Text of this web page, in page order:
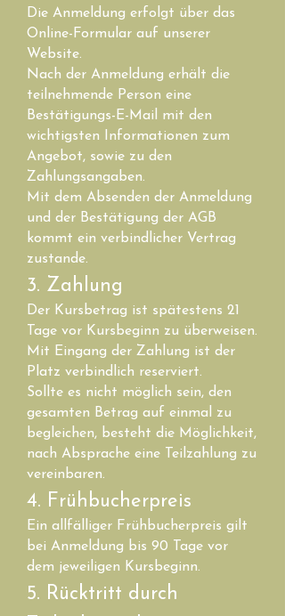
Die Anmeldung erfolgt über das
Online-Formular auf unserer
Website.
Nach der Anmeldung erhält die
teilnehmende Person eine
Bestätigungs-E-Mail mit den
wichtigsten Informationen zum
Angebot, sowie zu den
Zahlungsangaben.
Mit dem Absenden der Anmeldung
und der Bestätigung der AGB
kommt ein verbindlicher Vertrag
zustande.
3. Zahlung
Der Kursbetrag ist spätestens 21
Tage vor Kursbeginn zu überweisen.
Mit Eingang der Zahlung ist der
Platz verbindlich reserviert.
Sollte es nicht möglich sein, den
gesamten Betrag auf einmal zu
begleichen, besteht die Möglichkeit,
nach Absprache eine Teilzahlung zu
vereinbaren.
4. Frühbucherpreis
Ein allfälliger Frühbucherpreis gilt
bei Anmeldung bis 90 Tage vor
dem jeweiligen Kursbeginn.
5. Rücktritt durch